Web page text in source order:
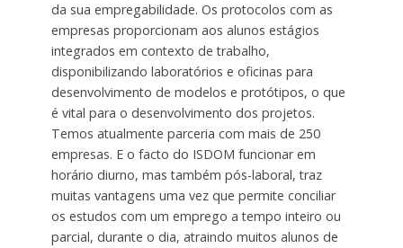
da sua empregabilidade. Os protocolos com as
empresas proporcionam aos alunos estágios
integrados em contexto de trabalho,
disponibilizando laboratórios e oficinas para
desenvolvimento de modelos e protótipos, o que
é vital para o desenvolvimento dos projetos.
Temos atualmente parceria com mais de 250
empresas. E o facto do ISDOM funcionar em
horário diurno, mas também pós-laboral, traz
muitas vantagens uma vez que permite conciliar
os estudos com um emprego a tempo inteiro ou
parcial, durante o dia, atraindo muitos alunos de